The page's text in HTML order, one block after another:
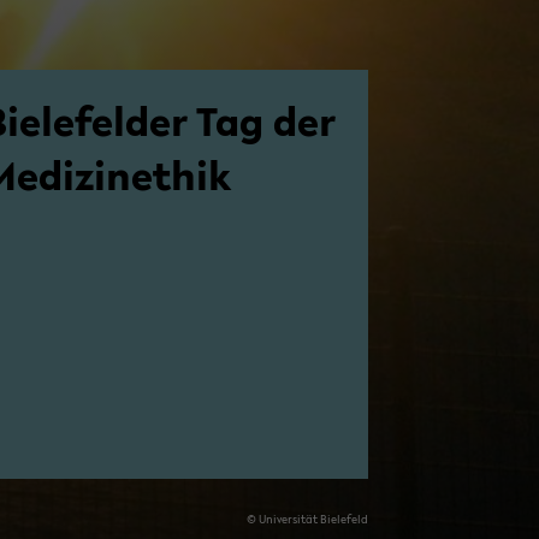
Tag der
© Uni­ver­si­tät Bie­le­feld